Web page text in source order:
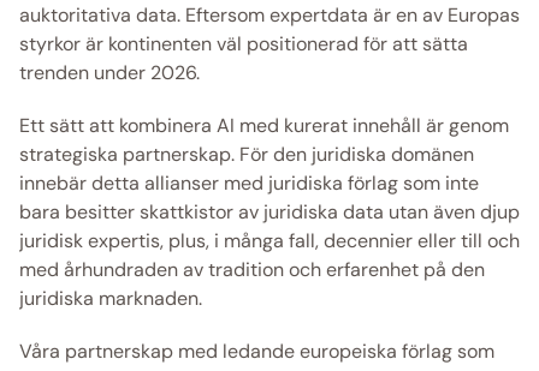
auktoritativa data. Eftersom expertdata är en av Europas
styrkor är kontinenten väl positionerad för att sätta
trenden under 2026.
Ett sätt att kombinera AI med kurerat innehåll är genom
strategiska partnerskap. För den juridiska domänen
innebär detta allianser med juridiska förlag som inte
bara besitter skattkistor av juridiska data utan även djup
juridisk expertis, plus, i många fall, decennier eller till och
med århundraden av tradition och erfarenhet på den
juridiska marknaden.
Våra partnerskap med ledande europeiska förlag som